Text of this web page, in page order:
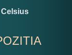
Celsius